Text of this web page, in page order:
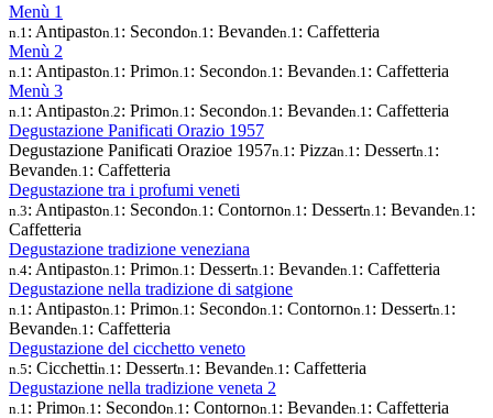
Menù 1
n.1 : Antipaston.1 : Secondon.1 : Bevanden.1 : Caffetteria
Menù 2
n.1 : Antipaston.1 : Primon.1 : Secondon.1 : Bevanden.1 : Caffetteria
Menù 3
n.1 : Antipaston.2: Primon.1 : Secondon.1 : Bevanden.1 : Caffetteria
Degustazione Panificati Orazio 1957
Degustazione Panificati Orazioe 1957n.1 : Pizzan.1 : Dessertn.1 :
Bevanden.1 : Caffetteria
Degustazione tra i profumi veneti
n.3: Antipaston.1 : Secondon.1 : Contornon.1 : Dessertn.1 : Bevanden.1 :
Caffetteria
Degustazione tradizione veneziana
n.4: Antipaston.1 : Primon.1 : Dessertn.1 : Bevanden.1 : Caffetteria
Degustazione nella tradizione di satgione
n.1 : Antipaston.1 : Primon.1 : Secondon.1 : Contornon.1 : Dessertn.1 :
Bevanden.1 : Caffetteria
Degustazione del cicchetto veneto
n.5: Cicchettin.1 : Dessertn.1 : Bevanden.1 : Caffetteria
Degustazione nella tradizione veneta 2
n.1 : Primon.1 : Secondon.1 : Contornon.1 : Bevanden.1 : Caffetteria